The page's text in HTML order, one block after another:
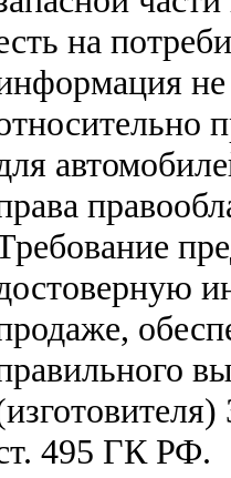
на
не
495 ГК РФ.